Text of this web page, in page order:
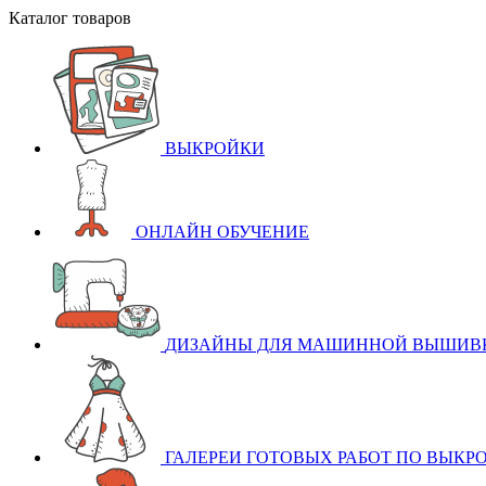
Каталог товаров
ВЫКРОЙКИ
ОНЛАЙН ОБУЧЕНИЕ
ДИЗАЙНЫ ДЛЯ МАШИННОЙ
ГАЛЕРЕИ ГОТОВЫХ РАБОТ ПО